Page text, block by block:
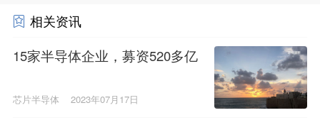
相关资讯
15家半导体企业，募资520多亿
芯片半导体 2023年07月17日